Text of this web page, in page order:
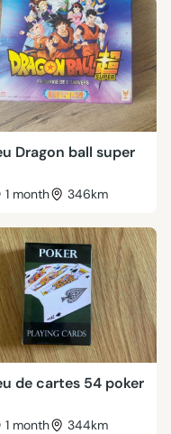
Dragon ball super
1 month 346km
de cartes 54 poker
1 month 344km